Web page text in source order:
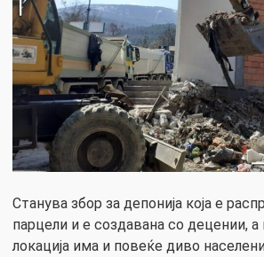
Станува збор за депонија која е
парцели и е создавана со децении, а
локација има и повеќе диво